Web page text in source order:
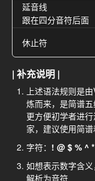
延音线
跟在四分音符后面
休止符
| 补充说明 |
上述语法规则是
炼而来，是简谱
更方便初学者进
家，建议使用简谱
字符： ! @ $ % ^
如想表示数字含
解析为音符